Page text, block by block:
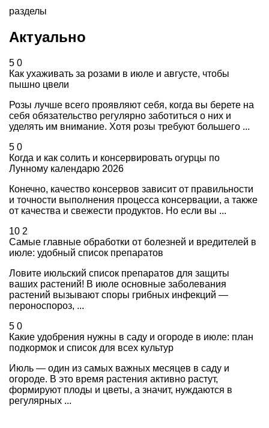
разделы
Актуально
5 0
Как ухаживать за розами в июле и августе, чтобы
пышно цвели
Розы лучше всего проявляют себя, когда вы берете на
себя обязательство регулярно заботиться о них и
уделять им внимание. Хотя розы требуют большего ...
5 0
Когда и как солить и консервировать огурцы по
Лунному календарю 2026
Конечно, качество консервов зависит от правильности
и точности выполнения процесса консервации, а также
от качества и свежести продуктов. Но если вы ...
10 2
Самые главные обработки от болезней и вредителей в
июле: удобный список препаратов
Ловите июльский список препаратов для защиты
ваших растений! В июле основные заболевания
растений вызывают споры грибных инфекций —
пероноспороз, ...
5 0
Какие удобрения нужны в саду и огороде в июле: план
подкормок и список для всех культур
Июль — один из самых важных месяцев в саду и
огороде. В это время растения активно растут,
формируют плоды и цветы, а значит, нуждаются в
регулярных ...